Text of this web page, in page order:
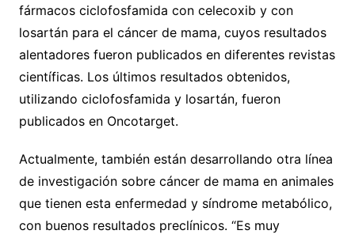
fármacos ciclofosfamida con celecoxib y con
losartán para el cáncer de mama, cuyos resultados
alentadores fueron publicados en diferentes revistas
científicas. Los últimos resultados obtenidos,
utilizando ciclofosfamida y losartán, fueron
publicados en Oncotarget.
Actualmente, también están desarrollando otra línea
de investigación sobre cáncer de mama en animales
que tienen esta enfermedad y síndrome metabólico,
con buenos resultados preclínicos. “Es muy